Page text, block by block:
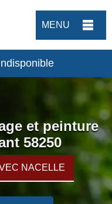
MENU
et peinture
58250
NACELLE